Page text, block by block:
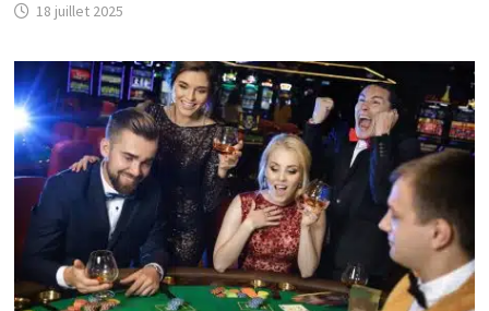
18 juillet 2025